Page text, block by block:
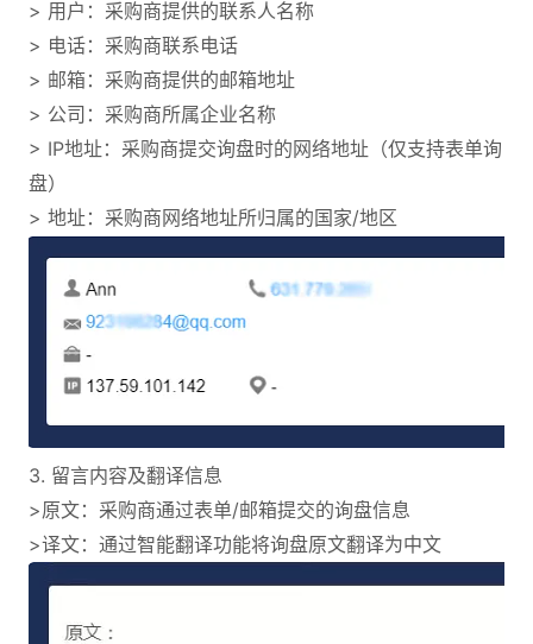
> 用户：采购商提供的联系人名称
> 电话：采购商联系电话
> 邮箱：采购商提供的邮箱地址
> 公司：采购商所属企业名称
> IP地址：采购商提交询盘时的网络地址（仅支持表单询
盘）
> 地址：采购商网络地址所归属的国家/地区
3. 留言内容及翻译信息
>原文：采购商通过表单/邮箱提交的询盘信息
>译文：通过智能翻译功能将询盘原文翻译为中文